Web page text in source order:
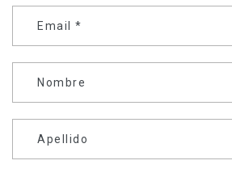
Email *
Nombre
Apellido